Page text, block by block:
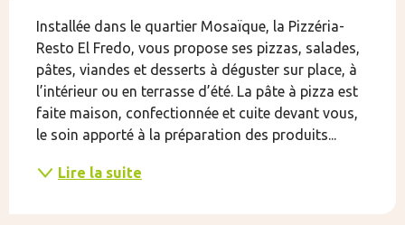
Installée dans le quartier Mosaïque, la Pizzéria-
Resto El Fredo, vous propose ses pizzas, salades,
pâtes, viandes et desserts à déguster sur place, à
l’intérieur ou en terrasse d’été. La pâte à pizza est
faite maison, confectionnée et cuite devant vous,
le soin apporté à la préparation des produits...
Lire la suite